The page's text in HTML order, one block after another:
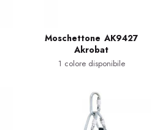
Moschettone AK9427
Akrobat
1 colore disponibile